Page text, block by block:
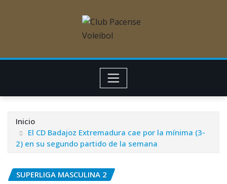
Inicio
El CD Badajoz Extremadura cae por la mínima (3-
2) en su segundo partido de la semana
SUPERLIGA MASCULINA 2